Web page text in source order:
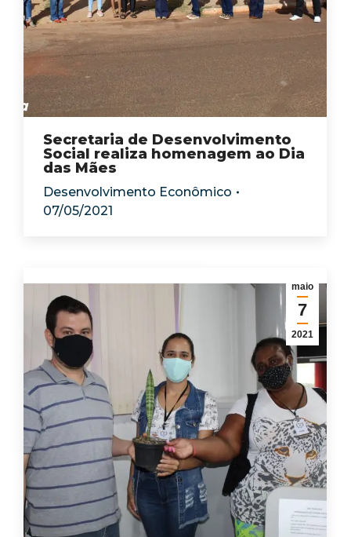
Secretaria de Desenvolvimento
Social realiza homenagem ao Dia
das Mães
Desenvolvimento Econômico
07/05/2021
maio
7
2021